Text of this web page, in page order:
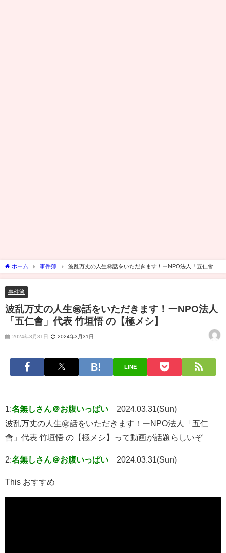
ホーム 事件簿
波乱万丈の人生㊙話をいただきます！ーNPO法人「五仁會」
代表 竹垣悟 の【極メシ】
事件簿
波乱万丈の人生㊙話をいただきます！ーNPO法人
「五仁會」代表 竹垣悟 の【極メシ】
2024年3月31日 2024年3月31日
LINE
1:名無しさん＠お腹いっぱい
2024.03.31(Sun)
波乱万丈の人生㊙話をいただきます！ーNPO法人「五仁
會」代表 竹垣悟 の【極メシ】って動画が話題らしいぞ
2:名無しさん＠お腹いっぱい 2024.03.31(Sun)
This おすすめ